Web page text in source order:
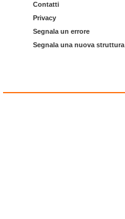
Contatti
Privacy
Segnala un errore
Segnala una nuova struttura